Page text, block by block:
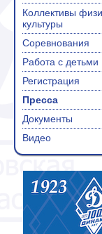
Коллективы
культуры
Соревнования
Работа с детьми
Регистрация
Пресса
Документы
Видео